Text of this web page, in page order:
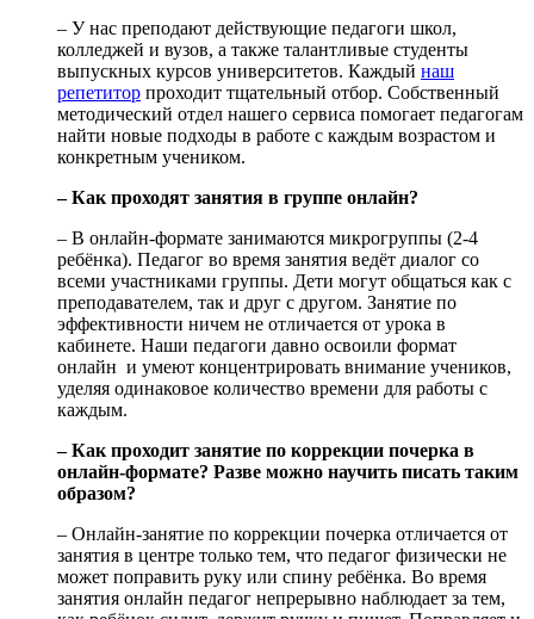
– У нас преподают действующие педагоги школ,
колледжей и вузов, а также талантливые студенты
выпускных курсов университетов. Каждый наш
репетитор проходит тщательный отбор. Собственный
методический отдел нашего сервиса помогает педагогам
найти новые подходы в работе с каждым возрастом и
конкретным учеником.
– Как проходят занятия в группе онлайн?
– В онлайн-формате занимаются микрогруппы (2-4
ребёнка). Педагог во время занятия ведёт диалог со
всеми участниками группы. Дети могут общаться как с
преподавателем, так и друг с другом. Занятие по
эффективности ничем не отличается от урока в
кабинете. Наши педагоги давно освоили формат
онлайн и умеют концентрировать внимание учеников,
уделяя одинаковое количество времени для работы с
каждым.
– Как проходит занятие по коррекции почерка в
онлайн-формате? Разве можно научить писать таким
образом?
– Онлайн-занятие по коррекции почерка отличается от
занятия в центре только тем, что педагог физически не
может поправить руку или спину ребёнка. Во время
занятия онлайн педагог непрерывно наблюдает за тем,